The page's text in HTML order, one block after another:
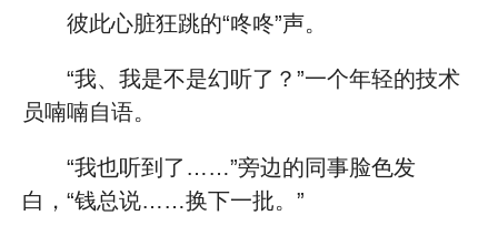
彼此心脏狂跳的“咚咚”声。
“我、我是不是幻听了？”一个年轻的技术
员喃喃自语。
“我也听到了……”旁边的同事脸色发
白，“钱总说……换下一批。”